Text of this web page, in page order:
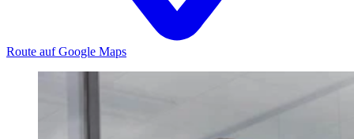
Route auf Google Maps